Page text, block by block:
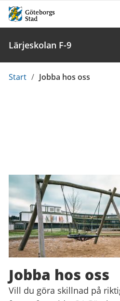
Lärjeskolan F-9
Du
Start / Jobba hos oss
Jobba hos oss
Vill du göra skillnad på